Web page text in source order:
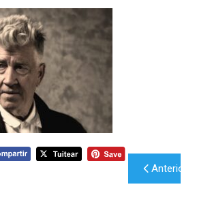
Anterior